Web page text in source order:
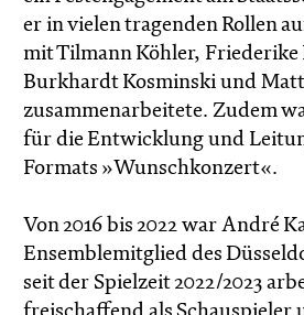
er in vielen tragenden Rollen
mit Tilmann Köhler, Friederike
Burkhardt Kosminski und
zusammenarbeitete. Zudem
für die Entwicklung und
Formats »Wunschkonzert«.
Von 2016 bis 2022 war André
Ensemblemitglied des
seit der Spielzeit 2022/2023